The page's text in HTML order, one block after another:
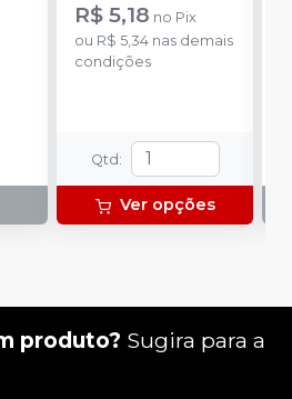
R$ 5,18 no Pix
ou R$ 5,34nas demais
condições
Qtd :
Ver opções
produto? Sugira para a